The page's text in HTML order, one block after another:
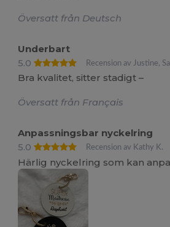
Översatt från Deutsch
Underbart
5.0
Recension av Justine,
Bra kvalitet, sitter stadigt –
Översatt från Français
Anpassningsbar nyckelring
5.0
Recension av Kathy K.
Härlig nyckelring som kan